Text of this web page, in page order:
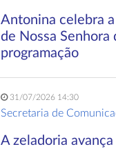
Antonina celebra
de Nossa Senhora
programação
31/07/2026 14:30
Secretaria de
A zeladoria